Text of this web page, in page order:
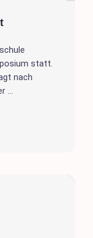
statt.
nach
...